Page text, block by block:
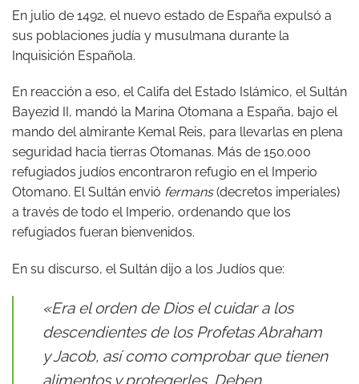
En julio de 1492, el nuevo estado de España expulsó a
sus poblaciones judía y musulmana durante la
Inquisición Española.
En reacción a eso, el Califa del Estado Islámico, el Sultán
Bayezid II, mandó la Marina Otomana a España, bajo el
mando del almirante Kemal Reis, para llevarlas en plena
seguridad hacia tierras Otomanas. Más de 150.000
refugiados judíos encontraron refugio en el Imperio
Otomano. ​El Sultán envió fermans(decretos imperiales)
a través de todo el Imperio, ordenando que los
refugiados fueran bienvenidos.
En su discurso, el Sultán dijo a los Judíos que:
«Era el orden de Dios el cuidar a los
descendientes de los Profetas Abraham
y Jacob, así como comprobar que tienen
alimentos y protegerles. Deben